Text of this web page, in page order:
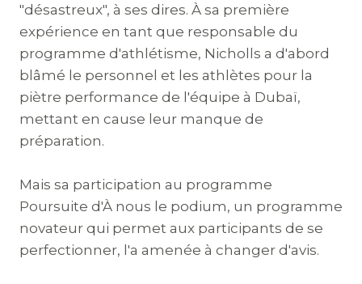
"désastreux", à ses dires. À sa première
expérience en tant que responsable du
programme d'athlétisme, Nicholls a d'abord
blâmé le personnel et les athlètes pour la
piètre performance de l'équipe à Dubaï,
mettant en cause leur manque de
préparation.
Mais sa participation au programme
Poursuite d'À nous le podium, un programme
novateur qui permet aux participants de se
perfectionner, l'a amenée à changer d'avis.